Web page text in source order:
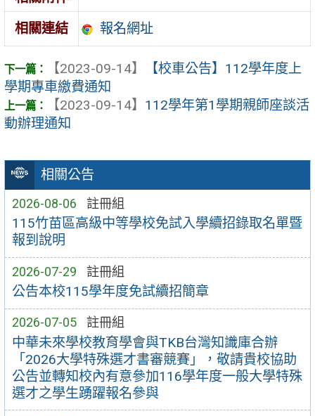
相關公告
2026-08-06 註冊組
115竹苗區高級中等學校免試入學續招錄取名單暨
報到說明
2026-07-29 註冊組
公告本校115學年度免試續招簡章
2026-07-05 註冊組
中華未來學校教育學會與TKB台灣知識庫合辦
「2026大學特殊選才書審競賽」，敬請貴校協助
公告並轉知校內有意參加116學年度一般大學特殊
選才之學生踴躍報名參與
相關連結
報名網址
【2023-09-14】
【校車公告】112學年度上
學期專車繳費通知
【2023-09-14】 112學年第1學期親師座談活
動辦理通知